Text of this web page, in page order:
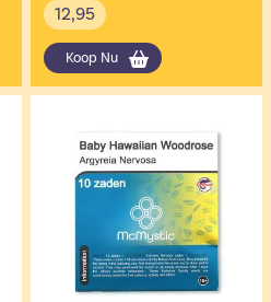
12,95
Koop Nu